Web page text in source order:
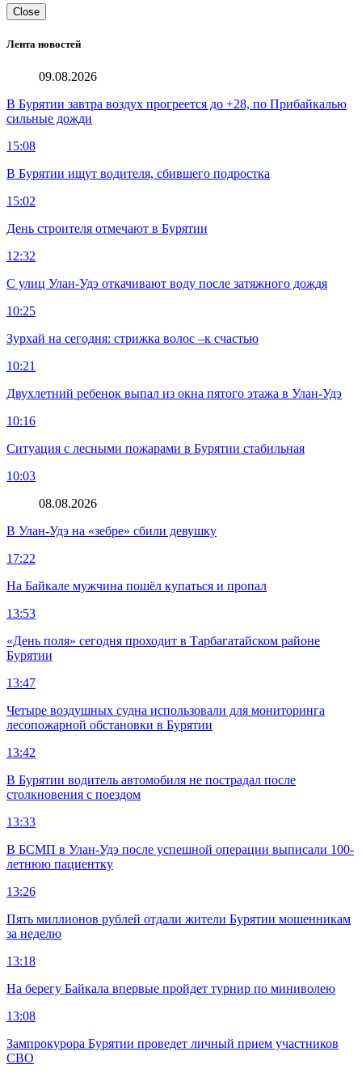
Close
Лента новостей
09.08.2026
В Бурятии завтра воздух прогреется до +28, по Прибайкалью
сильные дожди
15:08
В Бурятии ищут водителя, сбившего подростка
15:02
День строителя отмечают в Бурятии
12:32
С улиц Улан-Удэ откачивают воду после затяжного дождя
10:25
Зурхай на сегодня: стрижка волос –к счастью
10:21
Двухлетний ребенок выпал из окна пятого этажа в Улан-Удэ
10:16
Ситуация с лесными пожарами в Бурятии стабильная
10:03
08.08.2026
В Улан-Удэ на «зебре» сбили девушку
17:22
На Байкале мужчина пошёл купаться и пропал
13:53
«День поля» сегодня проходит в Тарбагатайском районе
Бурятии
13:47
Четыре воздушных судна использовали для мониторинга
лесопожарной обстановки в Бурятии
13:42
В Бурятии водитель автомобиля не пострадал после
столкновения с поездом
13:33
В БСМП в Улан-Удэ после успешной операции выписали 100-
летнюю пациентку
13:26
Пять миллионов рублей отдали жители Бурятии мошенникам
за неделю
13:18
На берегу Байкала впервые пройдет турнир по миниволею
13:08
Зампрокурора Бурятии проведет личный прием участников
СВО